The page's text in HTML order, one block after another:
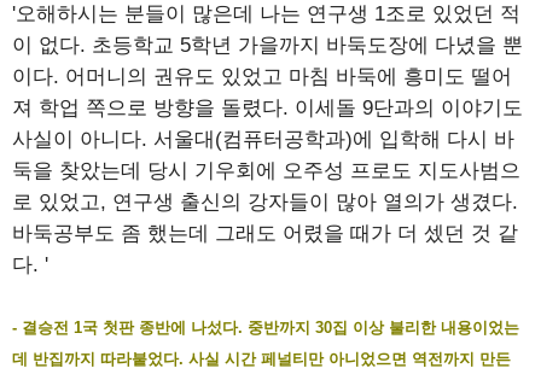
'오해하시는 분들이 많은데 나는 연구생 1조로 있었던 적
이 없다. 초등학교 5학년 가을까지 바둑도장에 다녔을 뿐
이다. 어머니의 권유도 있었고 마침 바둑에 흥미도 떨어
져 학업 쪽으로 방향을 돌렸다. 이세돌 9단과의 이야기도
사실이 아니다. 서울대(컴퓨터공학과)에 입학해 다시 바
둑을 찾았는데 당시 기우회에 오주성 프로도 지도사범으
로 있었고, 연구생 출신의 강자들이 많아 열의가 생겼다.
바둑공부도 좀 했는데 그래도 어렸을 때가 더 셌던 것 같
다. '
- 결승전 1국 첫판 종반에 나섰다. 중반까지 30집 이상 불리한 내용이었는
데 반집까지 따라붙었다. 사실 시간 페널티만 아니었으면 역전까지 만든